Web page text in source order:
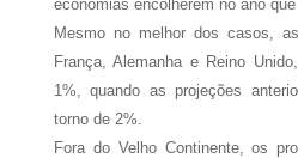
economias encolherem no ano que
Mesmo no melhor dos casos,
França, Alemanha e Reino
1%, quando as projeções
torno de 2%.
Fora do Velho Continente, os